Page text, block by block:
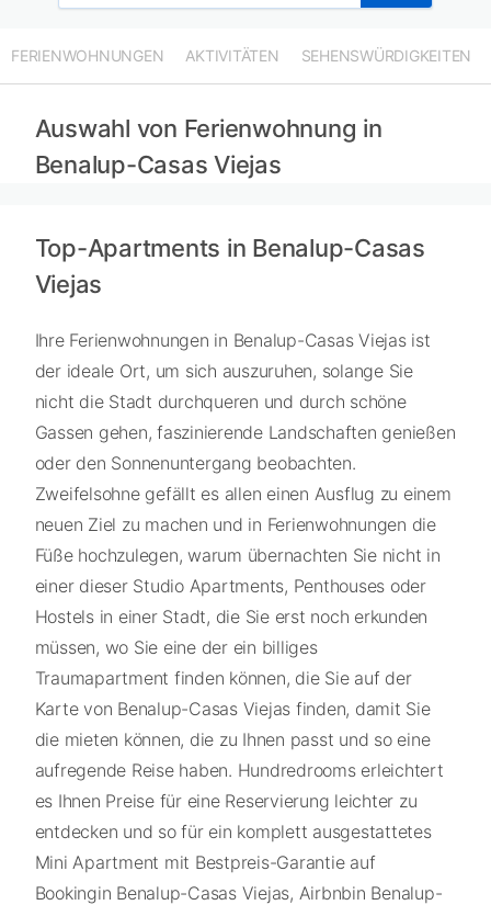
FERIENWOHNUNGEN AKTIVITÄTEN SEHENSWÜRDIGKEITEN
Auswahl von Ferienwohnung in
Benalup-Casas Viejas
Top-Apartments in Benalup-Casas
Viejas
Ihre Ferienwohnungen in Benalup-Casas Viejas ist
der ideale Ort, um sich auszuruhen, solange Sie
nicht die Stadt durchqueren und durch schöne
Gassen gehen, faszinierende Landschaften genießen
oder den Sonnenuntergang beobachten.
Zweifelsohne gefällt es allen einen Ausflug zu einem
neuen Ziel zu machen und in Ferienwohnungen die
Füße hochzulegen, warum übernachten Sie nicht in
einer dieser Studio Apartments, Penthouses oder
Hostels in einer Stadt, die Sie erst noch erkunden
müssen, wo Sie eine der ein billiges
Traumapartment finden können, die Sie auf der
Karte von Benalup-Casas Viejas finden, damit Sie
die mieten können, die zu Ihnen passt und so eine
aufregende Reise haben. Hundredrooms erleichtert
es Ihnen Preise für eine Reservierung leichter zu
entdecken und so für ein komplett ausgestattetes
Mini Apartment mit Bestpreis-Garantie auf
Bookingin Benalup-Casas Viejas, Airbnbin Benalup-